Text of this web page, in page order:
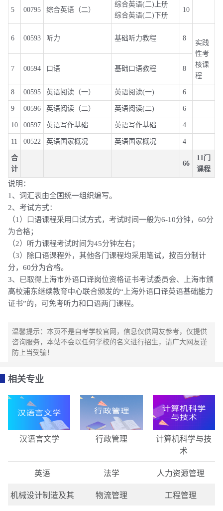
5 00795 综合英语（二）
综合英语(二)上册
综合英语(二)下册
10
6 00593 听力 基础听力教程 8
实践
性考
核课
程
7 00594 口语 基础口语教程 8
8 00595 英语阅读（一） 英语阅读(一) 6
9 00596 英语阅读（二） 英语阅读(二) 6
10 00597 英语写作基础 英语写作基础 4
11 00522 英语国家概况 英语国家概况 4
合
计
66
11门
课程
说明：
1、词汇表由全国统一组织编写。
2、考试方式：
（1）口语课程采用口试方式，考试时间一般为6-10分钟，60分
为合格；
（2）听力课程考试时间为45分钟左右；
（3）除口语课程外，其他各门课程均采用笔试，按百分制计
分，60分为合格。
3、已取得上海市外语口译岗位资格证书考试委员会、上海市颁
高校浦东继续教育中心联合颁发的“上海外语口译英语基础能力
证书”的，可免考听力和口语两门课程。
温馨提示：本页不是自考学校官网，信息仅供网友参考，仅提供
咨询服务，本站不会以任何学校的名义进行招生，请广大网友谨
防上当受骗！
相关专业
汉语言文学 行政管理
计算机科学与技
术
英语 法学 人力资源管理
机械设计制造及其 物流管理 工程管理